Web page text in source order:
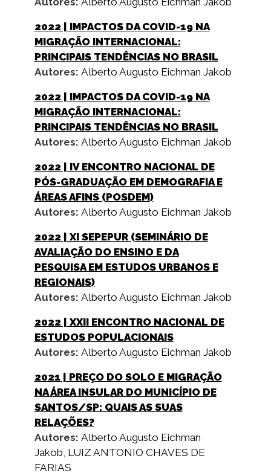
2022 | IMPACTOS DA COVID-19 NA
MIGRAÇÃO INTERNACIONAL:
PRINCIPAIS TENDÊNCIAS NO BRASIL
Autores: Alberto Augusto Eichman Jakob
2022 | IMPACTOS DA COVID-19 NA
MIGRAÇÃO INTERNACIONAL:
PRINCIPAIS TENDÊNCIAS NO BRASIL
Autores: Alberto Augusto Eichman Jakob
2022 | IV ENCONTRO NACIONAL DE
PÓS-GRADUAÇÃO EM DEMOGRAFIA E
ÁREAS AFINS (POSDEM)
Autores: Alberto Augusto Eichman Jakob
2022 | XI SEPEPUR (SEMINÁRIO DE
AVALIAÇÃO DO ENSINO E DA
PESQUISA EM ESTUDOS URBANOS E
REGIONAIS)
Autores: Alberto Augusto Eichman Jakob
2022 | XXII ENCONTRO NACIONAL DE
ESTUDOS POPULACIONAIS
Autores: Alberto Augusto Eichman Jakob
2021 | PREÇO DO SOLO E MIGRAÇÃO
NA ÁREA INSULAR DO MUNICÍPIO DE
SANTOS/SP: QUAIS AS SUAS
RELAÇÕES?
Autores: Alberto Augusto Eichman
Jakob, LUIZ ANTONIO CHAVES DE
FARIAS